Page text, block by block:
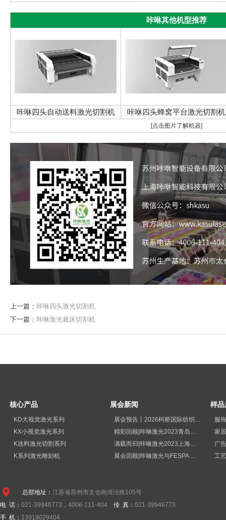
咔咻其他机型推荐
咔咻四头自动送料激光切割机 咔咻四头蜂窝平台激光切割机
[点击图片了解机器]
上一篇： 咔咻四头激光切割机
下一篇： 咔咻激光裁床切割机
核心产品
KD大视觉激光系列
KX小视觉激光系列
K送料激光切割系列
K系列激光雕刻机
展会新闻
展会预告丨2026柯桥国际纺织品印花工业展览会
精彩回顾|咔咻激光2023青岛国际纺织品印花工业展览会再次出圈
满载而归|咔咻激光2023上海广印展精彩回顾！
展会回顾|咔咻激光与FESPA德国展直击现场
样品
服
家
广
工
总部地址： 江苏省苏州市太仓南漳泾路105号
电 话： 021-39946773，4006-111-404 传 真： 021-39946773
手 机： 13918029404